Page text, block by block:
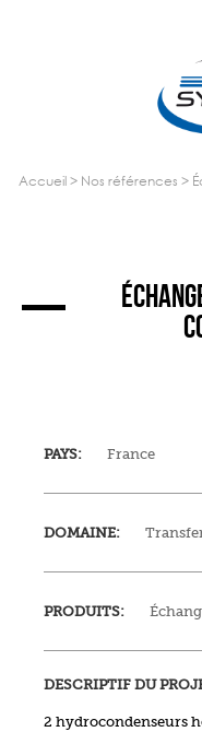
accueil> nos références >
PAYS: France
DOMAINE:
PRODUITS:
DESCRIPTIF DU
2 hydrocondenseurs